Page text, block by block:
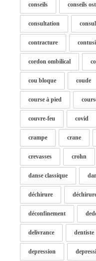
conseils conseils
consultation
contracture
cordon ombilical
cou bloque coude
course à pied
couvre-feu covid
crampe crane
crevasses crohn
danse classique
déchirure
déconfinement
delivrance dentiste
depression